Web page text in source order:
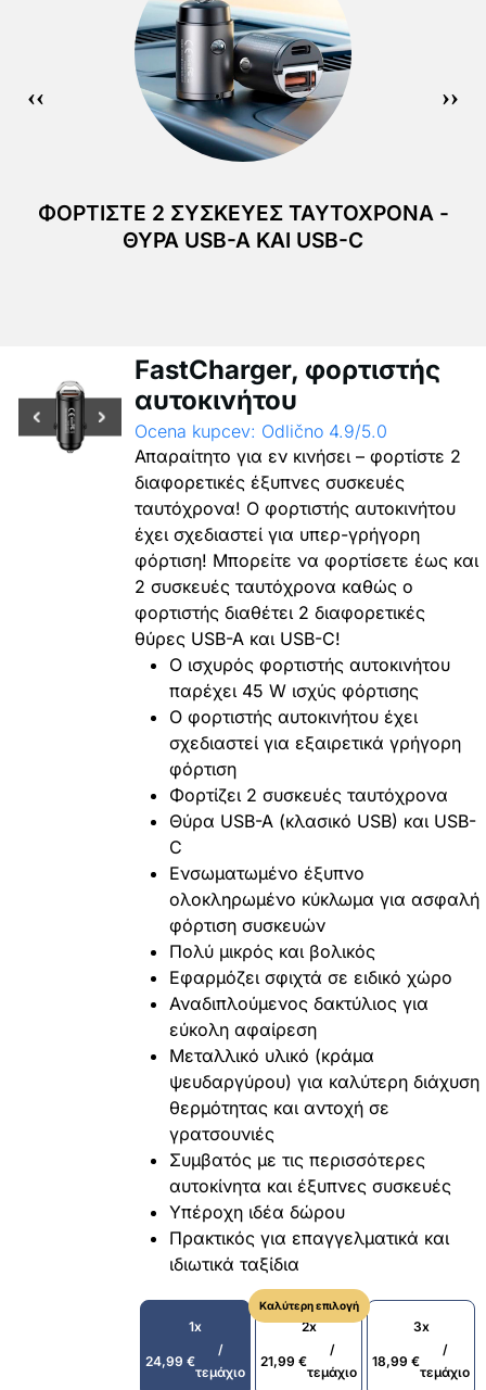
ΦΟΡΤΊΣΤΕ 2 ΣΥΣΚΕΥΈΣ ΤΑΥΤΌΧΡΟΝΑ -
ΘΎΡΑ USB-A ΚΑΙ USB-C
FastCharger, φορτιστής
αυτοκινήτου
Ocena kupcev: Odlično 4.9/5.0
Απαραίτητο για εν κινήσει – φορτίστε 2
διαφορετικές έξυπνες συσκευές
ταυτόχρονα! Ο φορτιστής αυτοκινήτου
έχει σχεδιαστεί για υπερ-γρήγορη
φόρτιση! Μπορείτε να φορτίσετε έως και
2 συσκευές ταυτόχρονα καθώς ο
φορτιστής διαθέτει 2 διαφορετικές
θύρες USB-A και USB-C!
Ο ισχυρός φορτιστής αυτοκινήτου
παρέχει 45 W ισχύς φόρτισης
Ο φορτιστής αυτοκινήτου έχει
σχεδιαστεί για εξαιρετικά γρήγορη
φόρτιση
Φορτίζει 2 συσκευές ταυτόχρονα
Θύρα USB-A (κλασικό USB) και USB-
C
Ενσωματωμένο έξυπνο
ολοκληρωμένο κύκλωμα για ασφαλή
φόρτιση συσκευών
Πολύ μικρός και βολικός
Εφαρμόζει σφιχτά σε ειδικό χώρο
Αναδιπλούμενος δακτύλιος για
εύκολη αφαίρεση
Μεταλλικό υλικό (κράμα
ψευδαργύρου) για καλύτερη διάχυση
θερμότητας και αντοχή σε
γρατσουνιές
Συμβατός με τις περισσότερες
αυτοκίνητα και έξυπνες συσκευές
Υπέροχη ιδέα δώρου
Πρακτικός για επαγγελματικά και
ιδιωτικά ταξίδια
1x
24,99 €
/
τεμάχιο
Καλύτερη επιλογή
2x
21,99 €
/
τεμάχιο
3x
18,99 €
/
τεμάχιο